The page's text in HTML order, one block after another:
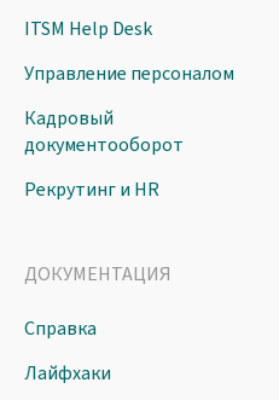
ITSM Help Desk
Управление персоналом
Кадровый
документооборот
Рекрутинг и HR
ДОКУМЕНТАЦИЯ
Справка
Лайфхаки